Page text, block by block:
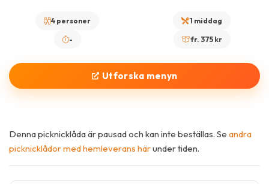
4 personer 1 middag
- fr. 375 kr
Utforska menyn
Denna picknicklåda är pausad och kan inte beställas. Se andra
picknicklådor med hemleverans härunder tiden.